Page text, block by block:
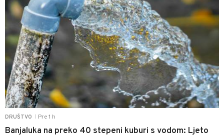
DRUŠTVO Pre 1 h
Banjaluka na preko 40 stepeni kuburi s vodom: Ljeto